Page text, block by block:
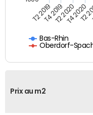
Bas-Rhin
Oberdorf-
T2 2019T4 2019T2 2020T4 2020
T2
Prix au m2